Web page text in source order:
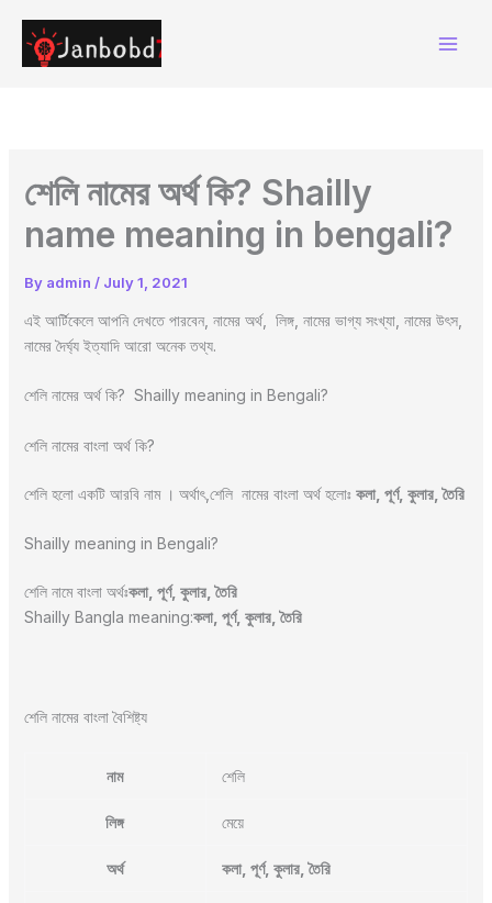
content
শেলি নামের অর্থ কি? Shailly
name meaning in bengali?
By admin / July 1, 2021
এই আর্টিকেলে আপনি দেখতে পারবেন, নামের অর্থ, লিঙ্গ, নামের ভাগ্য সংখ্যা, নামের উৎস,
নামের দৈর্ঘ্য ইত্যাদি আরো অনেক তথ্য.
শেলি নামের অর্থ কি? Shailly meaning in Bengali?
শেলি নামের বাংলা অর্থ কি?
শেলি হলো একটি আরবি নাম । অর্থাৎ,শেলি নামের বাংলা অর্থ হলোঃ কলা, পূর্ণ, কুলার, তৈরি
Shailly meaning in Bengali?
শেলি নামে বাংলা অর্থঃকলা, পূর্ণ, কুলার, তৈরি
Shailly Bangla meaning:কলা, পূর্ণ, কুলার, তৈরি
শেলি নামের বাংলা বৈশিষ্ট্য
নাম শেলি
লিঙ্গ মেয়ে
অর্থ কলা, পূর্ণ, কুলার, তৈরি